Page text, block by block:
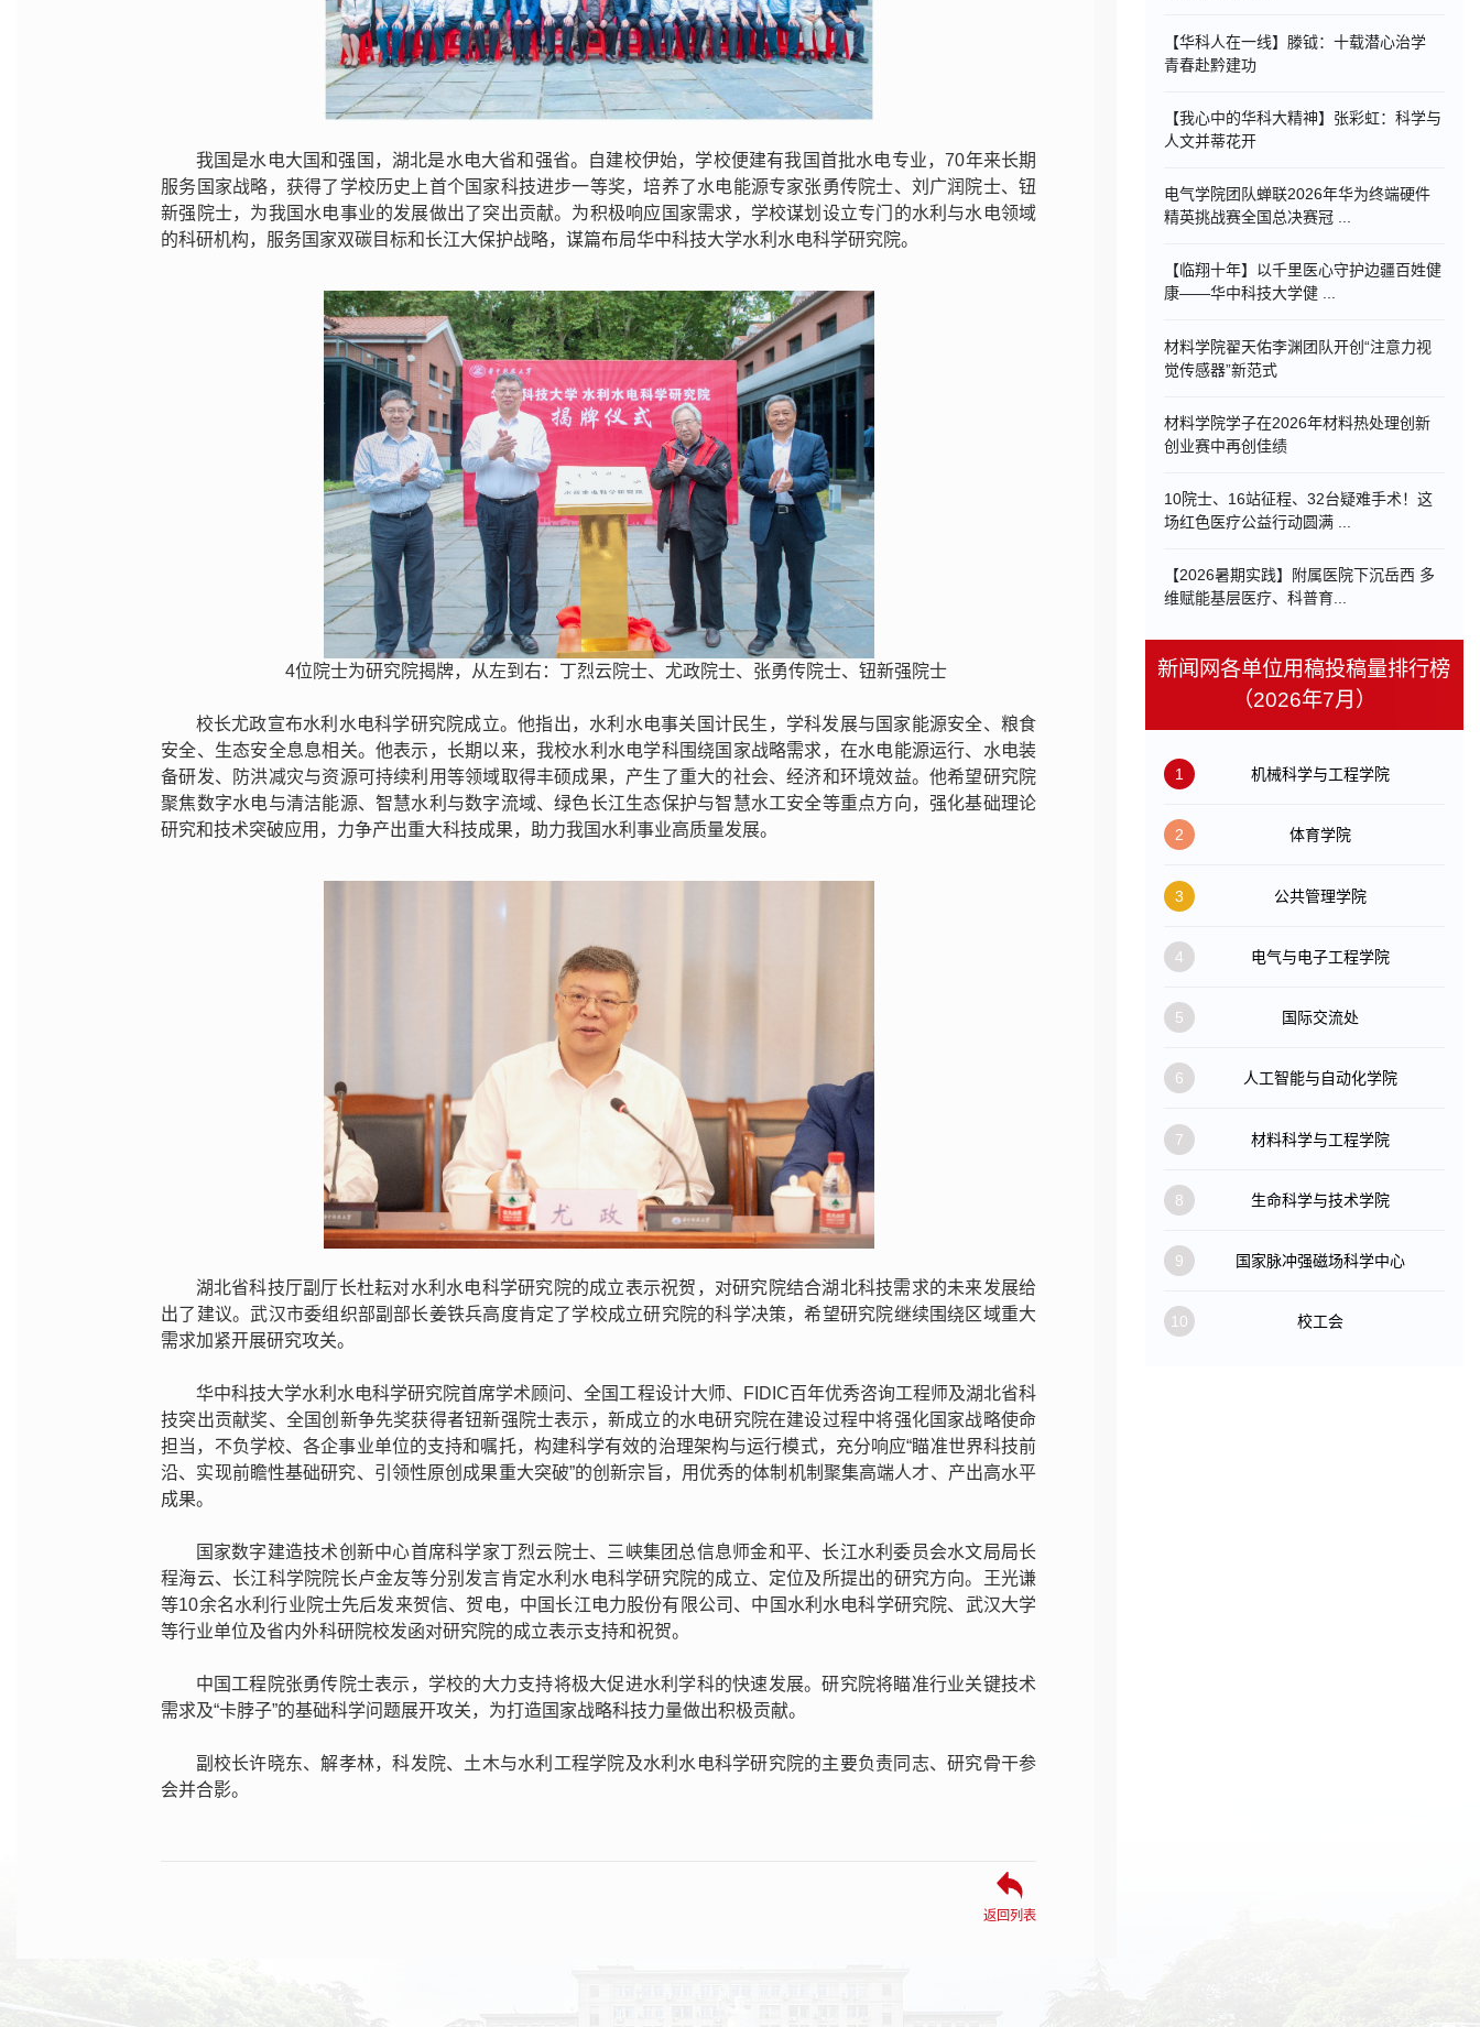
我国是水电大国和强国，湖北是水电大省和强省。自建校伊始，学校便建有我国首批水电专业，70年来长期
服务国家战略，获得了学校历史上首个国家科技进步一等奖，培养了水电能源专家张勇传院士、刘广润院士、钮
新强院士，为我国水电事业的发展做出了突出贡献。为积极响应国家需求，学校谋划设立专门的水利与水电领域
的科研机构，服务国家双碳目标和长江大保护战略，谋篇布局华中科技大学水利水电科学研究院。
4位院士为研究院揭牌，从左到右：丁烈云院士、尤政院士、张勇传院士、钮新强院士
校长尤政宣布水利水电科学研究院成立。他指出，水利水电事关国计民生，学科发展与国家能源安全、粮食
安全、生态安全息息相关。他表示，长期以来，我校水利水电学科围绕国家战略需求，在水电能源运行、水电装
备研发、防洪减灾与资源可持续利用等领域取得丰硕成果，产生了重大的社会、经济和环境效益。他希望研究院
聚焦数字水电与清洁能源、智慧水利与数字流域、绿色长江生态保护与智慧水工安全等重点方向，强化基础理论
研究和技术突破应用，力争产出重大科技成果，助力我国水利事业高质量发展。
湖北省科技厅副厅长杜耘对水利水电科学研究院的成立表示祝贺，对研究院结合湖北科技需求的未来发展给
出了建议。武汉市委组织部副部长姜铁兵高度肯定了学校成立研究院的科学决策，希望研究院继续围绕区域重大
需求加紧开展研究攻关。
华中科技大学水利水电科学研究院首席学术顾问、全国工程设计大师、FIDIC百年优秀咨询工程师及湖北省科
技突出贡献奖、全国创新争先奖获得者钮新强院士表示，新成立的水电研究院在建设过程中将强化国家战略使命
担当，不负学校、各企事业单位的支持和嘱托，构建科学有效的治理架构与运行模式，充分响应“瞄准世界科技前
沿、实现前瞻性基础研究、引领性原创成果重大突破”的创新宗旨，用优秀的体制机制聚集高端人才、产出高水平
成果。
国家数字建造技术创新中心首席科学家丁烈云院士、三峡集团总信息师金和平、长江水利委员会水文局局长
程海云、长江科学院院长卢金友等分别发言肯定水利水电科学研究院的成立、定位及所提出的研究方向。王光谦
等10余名水利行业院士先后发来贺信、贺电，中国长江电力股份有限公司、中国水利水电科学研究院、武汉大学
等行业单位及省内外科研院校发函对研究院的成立表示支持和祝贺。
中国工程院张勇传院士表示，学校的大力支持将极大促进水利学科的快速发展。研究院将瞄准行业关键技术
需求及“卡脖子”的基础科学问题展开攻关，为打造国家战略科技力量做出积极贡献。
副校长许晓东、解孝林，科发院、土木与水利工程学院及水利水电科学研究院的主要负责同志、研究骨干参
会并合影。
返回列表
【华科人在一线】滕钺：十载潜心治学
青春赴黔建功
【我心中的华科大精神】张彩虹：科学与
人文并蒂花开
电气学院团队蝉联2026年华为终端硬件
精英挑战赛全国总决赛冠 ...
【临翔十年】以千里医心守护边疆百姓健
康——华中科技大学健 ...
材料学院翟天佑李渊团队开创“注意力视
觉传感器”新范式
材料学院学子在2026年材料热处理创新
创业赛中再创佳绩
10院士、16站征程、32台疑难手术！这
场红色医疗公益行动圆满 ...
【2026暑期实践】附属医院下沉岳西 多
维赋能基层医疗、科普育...
新闻网各单位用稿投稿量排行榜
（2026年7月）
1 机械科学与工程学院
2 体育学院
3 公共管理学院
4 电气与电子工程学院
5 国际交流处
6 人工智能与自动化学院
7 材料科学与工程学院
8 生命科学与技术学院
9 国家脉冲强磁场科学中心
10 校工会